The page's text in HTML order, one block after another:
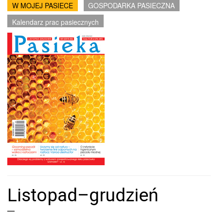
W MOJEJ PASIECE
GOSPODARKA PASIECZNA
Kalendarz prac pasiecznych
Listopad–grudzień